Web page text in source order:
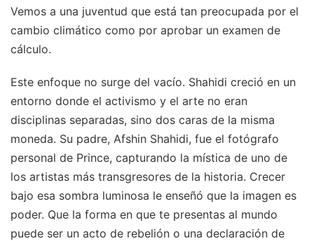
Vemos a una juventud que está tan preocupada por el
cambio climático como por aprobar un examen de
cálculo.
Este enfoque no surge del vacío. Shahidi creció en un
entorno donde el activismo y el arte no eran
disciplinas separadas, sino dos caras de la misma
moneda. Su padre, Afshin Shahidi, fue el fotógrafo
personal de Prince, capturando la mística de uno de
los artistas más transgresores de la historia. Crecer
bajo esa sombra luminosa le enseñó que la imagen es
poder. Que la forma en que te presentas al mundo
puede ser un acto de rebelión o una declaración de